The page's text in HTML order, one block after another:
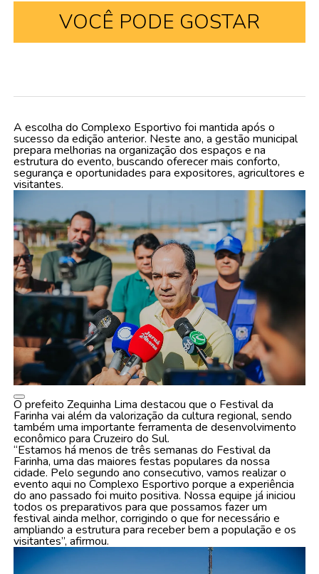
VOCÊ PODE GOSTAR
A escolha do Complexo Esportivo foi mantida após o
sucesso da edição anterior. Neste ano, a gestão municipal
prepara melhorias na organização dos espaços e na
estrutura do evento, buscando oferecer mais conforto,
segurança e oportunidades para expositores, agricultores e
visitantes.
O prefeito Zequinha Lima destacou que o Festival da
Farinha vai além da valorização da cultura regional, sendo
também uma importante ferramenta de desenvolvimento
econômico para Cruzeiro do Sul.
“Estamos há menos de três semanas do Festival da
Farinha, uma das maiores festas populares da nossa
cidade. Pelo segundo ano consecutivo, vamos realizar o
evento aqui no Complexo Esportivo porque a experiência
do ano passado foi muito positiva. Nossa equipe já iniciou
todos os preparativos para que possamos fazer um
festival ainda melhor, corrigindo o que for necessário e
ampliando a estrutura para receber bem a população e os
visitantes”, afirmou.